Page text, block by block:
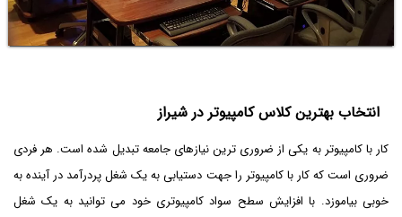
انتخاب بهترین کلاس کامپیوتر در شیراز
کار با کامپیوتر به یکی از ضروری ترین نیازهای جامعه تبدیل شده است. هر فردی
ضروری است که کار با کامپیوتر را جهت دستیابی به یک شغل پردرآمد در آینده به
خوبی بیاموزد. با افزایش سطح سواد کامپیوتری خود می توانید به یک شغل